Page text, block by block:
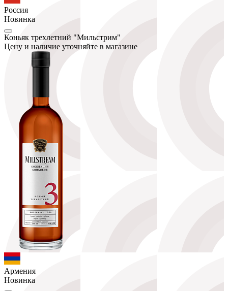
Россия
Новинка
Коньяк трехлетний "Мильстрим"
Цену и наличие уточняйте в магазине
Армения
Новинка